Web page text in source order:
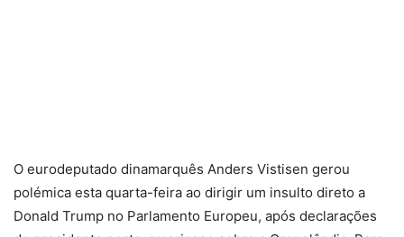
O eurodeputado dinamarquês Anders Vistisen gerou
polémica esta quarta-feira ao dirigir um insulto direto a
Donald Trump no Parlamento Europeu, após declarações